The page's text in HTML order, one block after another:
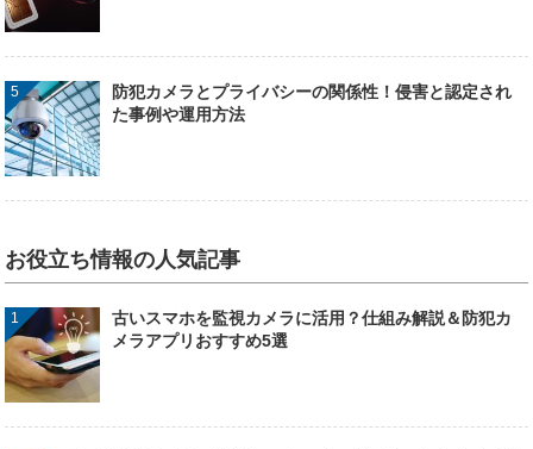
防犯カメラとプライバシーの関係性！侵害と認定され
た事例や運用方法
お役立ち情報の人気記事
古いスマホを監視カメラに活用？仕組み解説＆防犯カ
メラアプリおすすめ5選